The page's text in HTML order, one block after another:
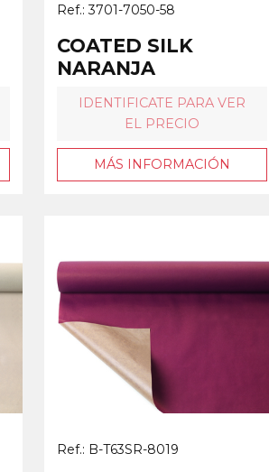
Ref.: 3701-7050-58
COATED SILK
NARANJA
IDENTIFICATE PARA VER
EL PRECIO
MÁS INFORMACIÓN
Ref.: B-T63SR-8019